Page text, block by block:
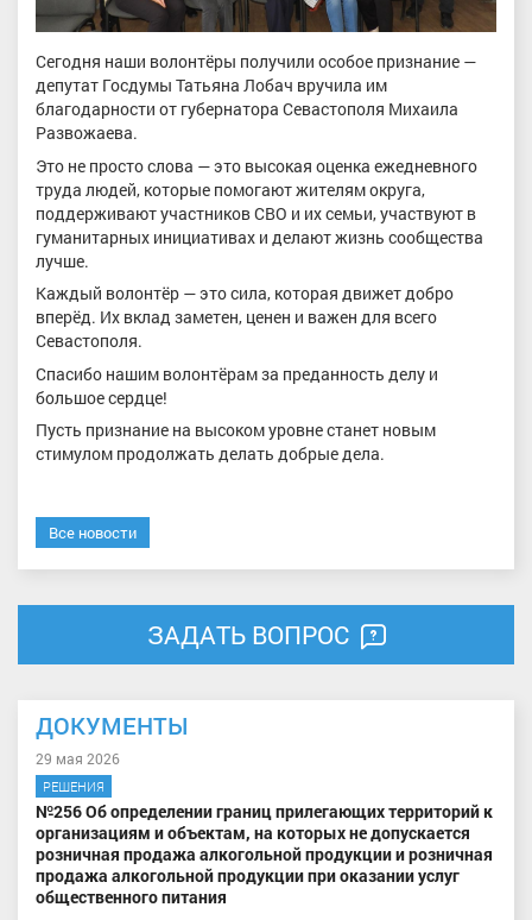
Сегодня наши волонтёры получили особое признание —
депутат Госдумы Татьяна Лобач вручила им
благодарности от губернатора Севастополя Михаила
Развожаева.
Это не просто слова — это высокая оценка ежедневного
труда людей, которые помогают жителям округа,
поддерживают участников СВО и их семьи, участвуют в
гуманитарных инициативах и делают жизнь сообщества
лучше.
Каждый волонтёр — это сила, которая движет добро
вперёд. Их вклад заметен, ценен и важен для всего
Севастополя.
Спасибо нашим волонтёрам за преданность делу и
большое сердце!
Пусть признание на высоком уровне станет новым
стимулом продолжать делать добрые дела.
Все новости
ЗАДАТЬ ВОПРОС
ДОКУМЕНТЫ
29 мая 2026
РЕШЕНИЯ
№256 Об определении границ прилегающих территорий к
организациям и объектам, на которых не допускается
розничная продажа алкогольной продукции и розничная
продажа алкогольной продукции при оказании услуг
общественного питания